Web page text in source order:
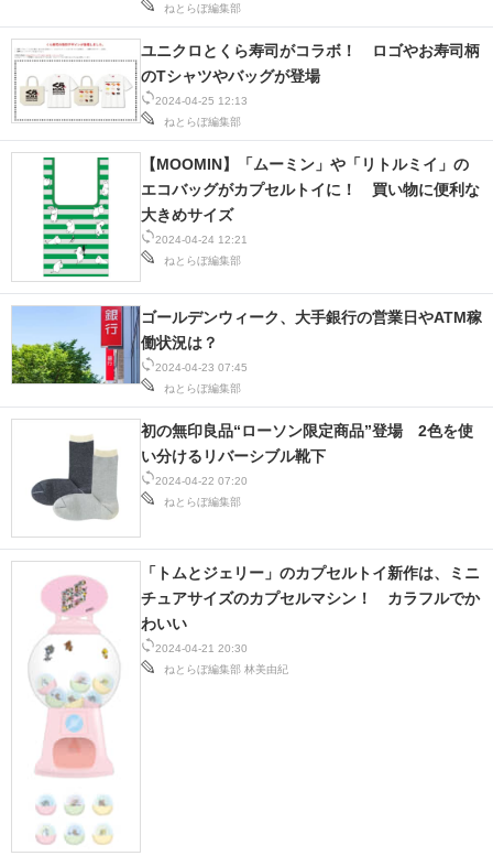
ねとらぼ編集部
2024-04-25 12:13
ねとらぼ編集部
ユニクロとくら寿司がコラボ！ ロゴやお寿司柄
のTシャツやバッグが登場
2024-04-24 12:21
ねとらぼ編集部
【MOOMIN】「ムーミン」や「リトルミイ」の
エコバッグがカプセルトイに！ 買い物に便利な
大きめサイズ
2024-04-23 07:45
ねとらぼ編集部
ゴールデンウィーク、大手銀行の営業日やATM稼
働状況は？
2024-04-22 07:20
ねとらぼ編集部
初の無印良品“ローソン限定商品”登場 2色を使
い分けるリバーシブル靴下
2024-04-21 20:30
ねとらぼ編集部 林美由紀
「トムとジェリー」のカプセルトイ新作は、ミニ
チュアサイズのカプセルマシン！ カラフルでか
わいい